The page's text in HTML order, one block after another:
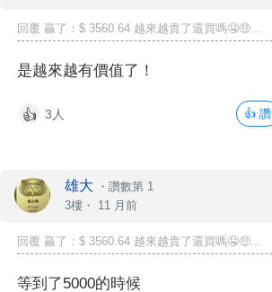
回覆 贏了：$ 3560.64 越來越貴了還買嗎🤤🤑...
是越來越有價值了！
👍 3人 👍 讚
雄大 ・ 讚數第 1
3樓・ 11 月前
回覆 贏了：$ 3560.64 越來越貴了還買嗎🤤🤑...
等到了5000的時候